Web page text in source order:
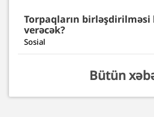
Torpaqların
verəcək?
Sosial
Bütün